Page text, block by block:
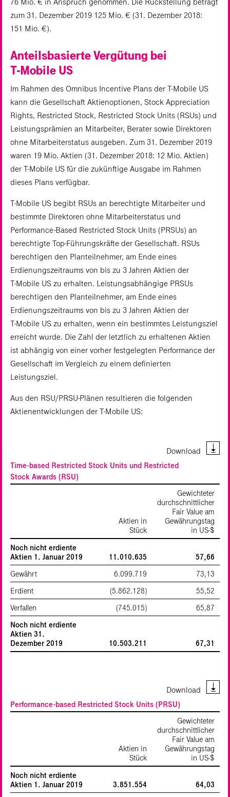
76 Mio. € in Anspruch genommen. Die Rückstellung beträgt
zum 31. Dezember 2019 125 Mio. € (31. Dezember 2018:
151 Mio. €).
Anteilsbasierte Vergütung bei
T‑Mobile US
Im Rahmen des Omnibus Incentive Plans der T‑Mobile US
kann die Gesellschaft Aktienoptionen, Stock Appreciation
Rights, Restricted Stock, Restricted Stock Units (RSUs) und
Leistungsprämien an Mitarbeiter, Berater sowie Direktoren
ohne Mitarbeiterstatus ausgeben. Zum 31. Dezember 2019
waren 19 Mio. Aktien (31. Dezember 2018: 12 Mio. Aktien)
der T‑Mobile US für die zukünftige Ausgabe im Rahmen
dieses Plans verfügbar.
T‑Mobile US begibt RSUs an berechtigte Mitarbeiter und
bestimmte Direktoren ohne Mitarbeiterstatus und
Performance-Based Restricted Stock Units (PRSUs) an
berechtigte Top-Führungskräfte der Gesellschaft. RSUs
berechtigen den Planteilnehmer, am Ende eines
Erdienungszeitraums von bis zu 3 Jahren Aktien der
T‑Mobile US zu erhalten. Leistungsabhängige PRSUs
berechtigen den Planteilnehmer, am Ende eines
Erdienungszeitraums von bis zu 3 Jahren Aktien der
T‑Mobile US zu erhalten, wenn ein bestimmtes Leistungsziel
erreicht wurde. Die Zahl der letztlich zu erhaltenen Aktien
ist abhängig von einer vorher festgelegten Performance der
Gesellschaft im Vergleich zu einem definierten
Leistungsziel.
Aus den RSU/PRSU-Plänen resultieren die folgenden
Aktienentwicklungen der T‑Mobile US:
Download
Time-based Restricted Stock Units und Restricted
Stock Awards (RSU)
Aktien in
Stück
Gewichteter
durchschnittlicher
Fair Value am
Gewährungstag
in US‑$
Noch nicht erdiente
Aktien 1. Januar 2019
11.010.635
57,66
Gewährt
6.099.719
73,13
Erdient
(5.862.128)
55,52
Verfallen
(745.015)
65,87
Noch nicht erdiente
Aktien 31.
Dezember 2019
10.503.211 67,31
Download
Performance-based Restricted Stock Units (PRSU)
Aktien in
Stück
Gewichteter
durchschnittlicher
Fair Value am
Gewährungstag
in US‑$
Noch nicht erdiente
Aktien 1. Januar 2019
3.851.554
64,03